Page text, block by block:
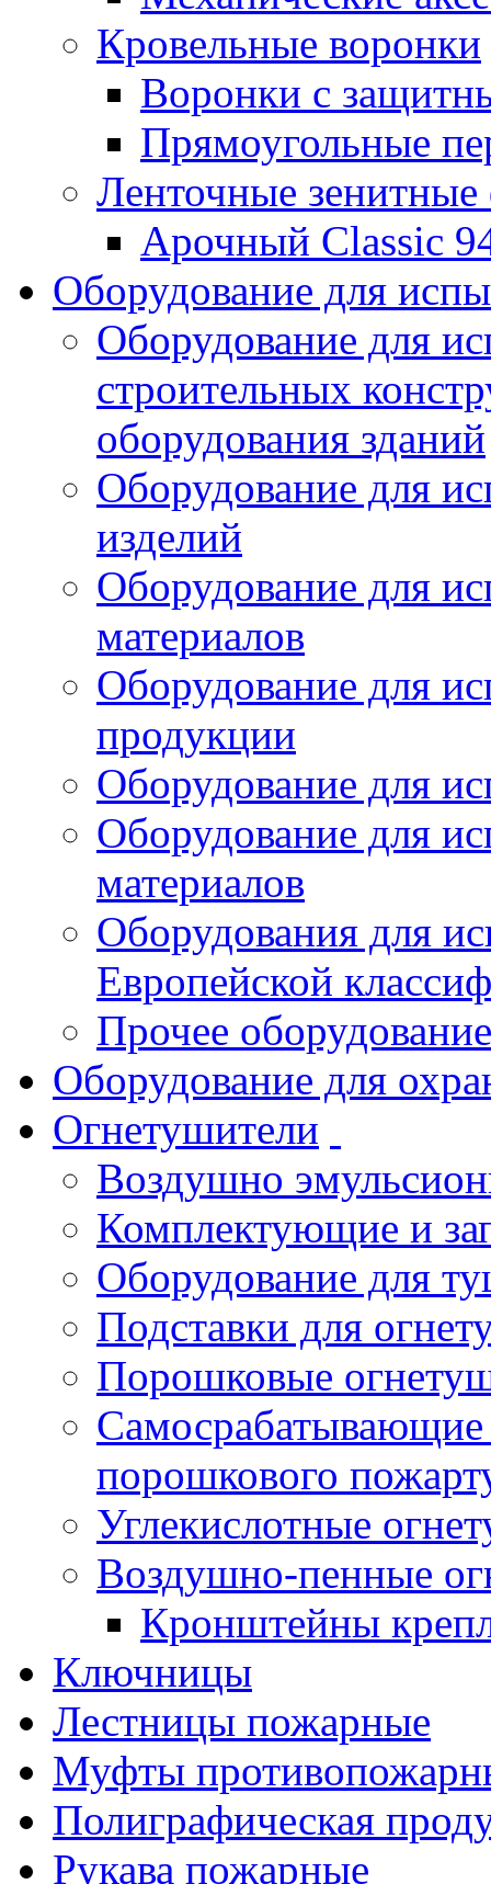
Кровельные воронки
Воронки с
Прямоугольные
Ленточные
Арочный Classic
Оборудование для
Оборудование для
строительных
оборудования зданий
Оборудование для
изделий
Оборудование для
материалов
Оборудование для
продукции
Оборудование для
Оборудование для
материалов
Оборудования для
Европейской
Прочее оборудование
Оборудование для
Огнетушители
Воздушно
Комплектующие и
Оборудование для
Подставки для
Порошковые
порошкового
Углекислотные
Воздушно-пенные
Кронштейны
Ключницы
Лестницы пожарные
Муфты
Полиграфическая
Рукава пожарные